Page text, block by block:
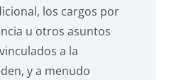
los cargos por
u otros asuntos
a la
y a menudo